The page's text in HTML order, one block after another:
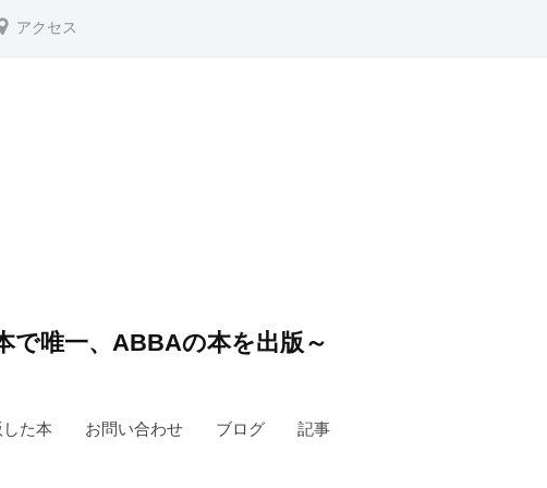
アクセス
で唯一、ABBAの本を出版～
した本 お問い合わせ ブログ 記事